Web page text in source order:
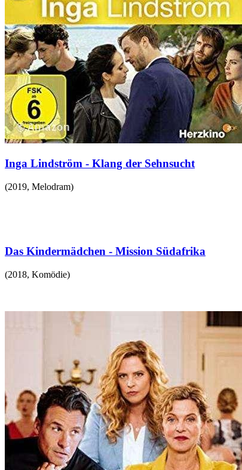
Inga Lindström - Klang der Sehnsucht
(2019, Melodram)
Das Kindermädchen - Mission Südafrika
(2018, Komödie)